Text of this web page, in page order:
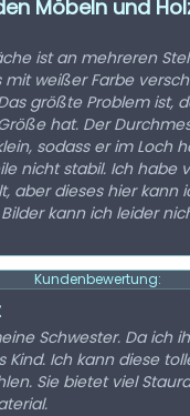
Möbeln und
ist an mehreren
weißer Farbe
größte Problem ist,
hat. Der
sodass er im Loch
nicht stabil. Ich habe
aber dieses hier kann
kann ich leider
Kundenbewertung:
Schwester. Da ich
Kind. Ich kann diese
Sie bietet viel